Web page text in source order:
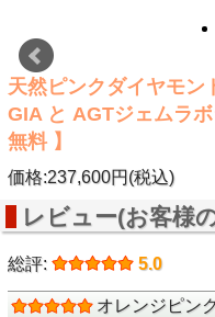
天然ピンクダイヤモン
GIA と AGTジェムラ
無料 】
価格:237,600円(税込)
レビュー(お客様
総評: 5.0
オレンジピン